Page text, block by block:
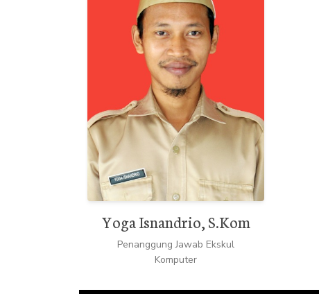
Yoga Isnandrio, S.Kom
Penanggung Jawab Ekskul
Komputer